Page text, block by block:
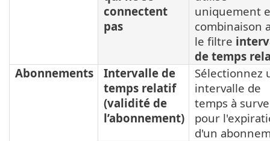
connectent
pas
uniquement
combinaison
le filtre
de temps
Abonnements
Intervalle de
temps relatif
(validité de
l’abonnement)
Sélectionnez
intervalle de
temps à
pour
d'un